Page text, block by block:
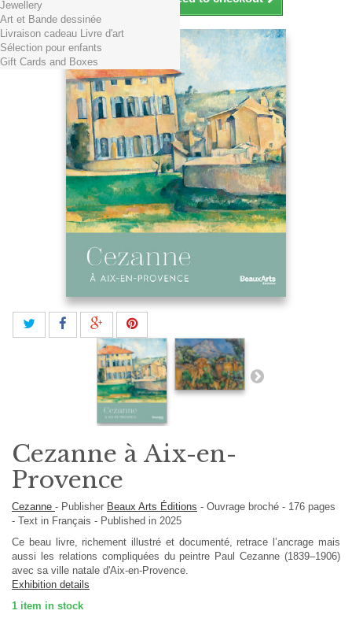
Jewellery
Art et Bande dessinée
Livraison cadeau Livre d'art
Sélection pour enfants
Gift Cards and Boxes
Cezanne à Aix-en-
Provence
Cezanne - Publisher Beaux Arts Éditions - Ouvrage broché - 176 pages
- Text in Français - Published in 2025
Ce beau livre, richement illustré et documenté, retrace l’ancrage mais
aussi les relations compliquées du peintre Paul Cezanne (1839–1906)
avec sa ville natale d'Aix-en-Provence.
Exhibition details
1 item in stock